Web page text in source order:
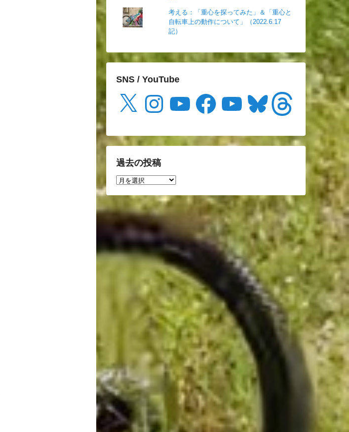
考える：「重心を探ってみた」＆「重心と
自転車上の動作について」（2022.6.17
記）
SNS / YouTube
Instagram Facebook Bluesky Threads
過去の投稿
過
投
稿